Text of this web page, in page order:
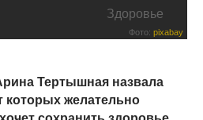
Здоровье
Фото: pixabay
Тертышная назвала
которых желательно